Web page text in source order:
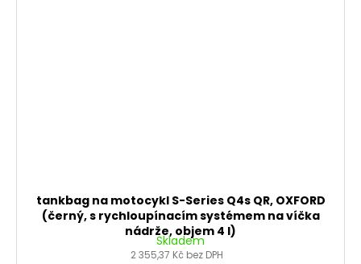
tankbag na motocykl S-Series Q4s QR, OXFORD
(černý, s rychloupínacím systémem na víčka
nádrže, objem 4 l)
Skladem
2 355,37 Kč bez DPH